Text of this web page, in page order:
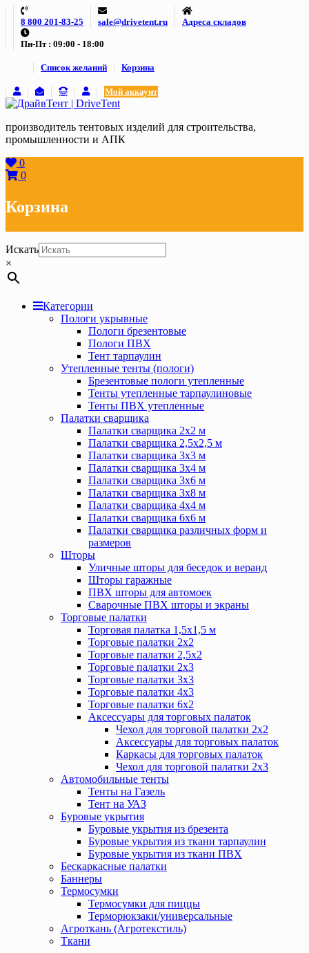
Skip
content
8 800 201-83-25 sale@drivetent.ru Адреса складов
Пн-Пт : 09:00 - 18:00
Список желаний Корзина
Мой аккаунт
производитель тентовых изделий для строительства,
промышленности и АПК
0
0
Корзина
Искать
×
Категории
Пологи укрывные
Пологи брезентовые
Пологи ПВХ
Тент тарпаулин
Утепленные тенты (пологи)
Брезентовые пологи утепленные
Тенты утепленные тарпаулиновые
Тенты ПВХ утепленные
Палатки сварщика
Палатки сварщика 2х2 м
Палатки сварщика 2,5х2,5 м
Палатки сварщика 3х3 м
Палатки сварщика 3х4 м
Палатки сварщика 3х6 м
Палатки сварщика 3х8 м
Палатки сварщика 4х4 м
Палатки сварщика 6х6 м
Палатки сварщика различных форм и
размеров
Шторы
Уличные шторы для беседок и веранд
Шторы гаражные
ПВХ шторы для автомоек
Сварочные ПВХ шторы и экраны
Торговые палатки
Торговая палатка 1,5х1,5 м
Торговые палатки 2х2
Торговые палатки 2,5х2
Торговые палатки 2х3
Торговые палатки 3х3
Торговые палатки 4х3
Торговые палатки 6х2
Аксессуары для торговых палаток
Чехол для торговой палатки 2х2
Аксессуары для торговых палаток
Каркасы для торговых палаток
Чехол для торговой палатки 2х3
Автомобильные тенты
Тенты на Газель
Тент на УАЗ
Буровые укрытия
Буровые укрытия из брезента
Буровые укрытия из ткани тарпаулин
Буровые укрытия из ткани ПВХ
Бескаркасные палатки
Баннеры
Термосумки
Термосумки для пиццы
Терморюкзаки/универсальные
Агроткань (Агротекстиль)
Ткани